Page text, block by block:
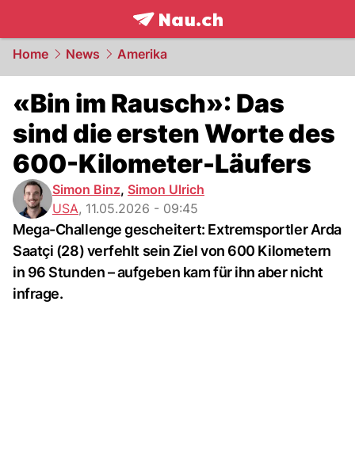
frontpage.NAU.ch
Home News Amerika
«Bin im Rausch»: Das
sind die ersten Worte des
600-Kilometer-Läufers
Simon Binz, Simon Ulrich
USA, 11.05.2026 - 09:45
Mega-Challenge gescheitert: Extremsportler Arda
Saatçi (28) verfehlt sein Ziel von 600 Kilometern
in 96 Stunden – aufgeben kam für ihn aber nicht
infrage.